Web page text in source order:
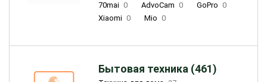
70mai 0 AdvoCam 0 GoPro 0
Xiaomi 0 Mio 0
Бытовая техника (461)